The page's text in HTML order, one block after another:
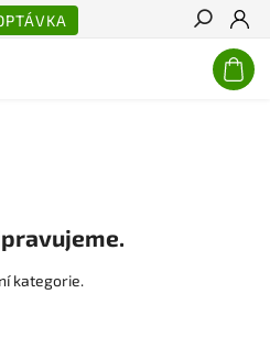
Hledat
kategorie.